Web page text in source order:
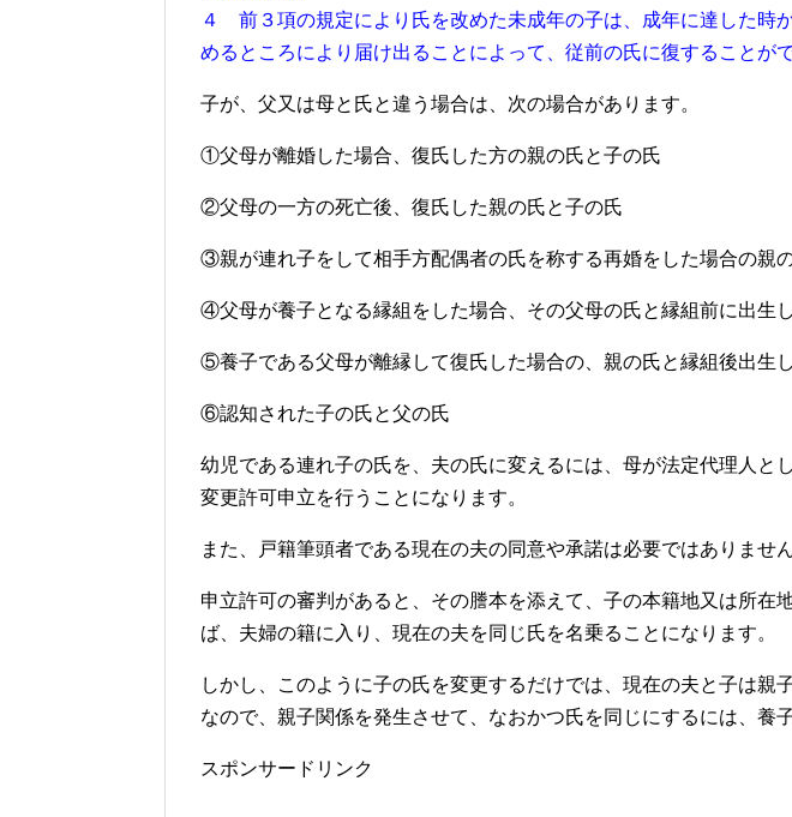
４ 前３項の規定により氏を改めた未成年の子は、成年に達した時
めるところにより届け出ることによって、従前の氏に復することがで
子が、父又は母と氏と違う場合は、次の場合があります。
①父母が離婚した場合、復氏した方の親の氏と子の氏
②父母の一方の死亡後、復氏した親の氏と子の氏
③親が連れ子をして相手方配偶者の氏を称する再婚をした場合の親
④父母が養子となる縁組をした場合、その父母の氏と縁組前に出生
⑤養子である父母が離縁して復氏した場合の、親の氏と縁組後出生
⑥認知された子の氏と父の氏
幼児である連れ子の氏を、夫の氏に変えるには、母が法定代理人と
変更許可申立を行うことになります。
また、戸籍筆頭者である現在の夫の同意や承諾は必要ではありません
申立許可の審判があると、その謄本を添えて、子の本籍地又は所在
ば、夫婦の籍に入り、現在の夫を同じ氏を名乗ることになります。
しかし、このように子の氏を変更するだけでは、現在の夫と子は親
なので、親子関係を発生させて、なおかつ氏を同じにするには、養
スポンサードリンク